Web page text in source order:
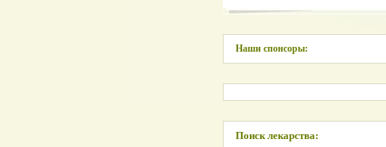
Наши спонсоры:
Поиск лекарства: